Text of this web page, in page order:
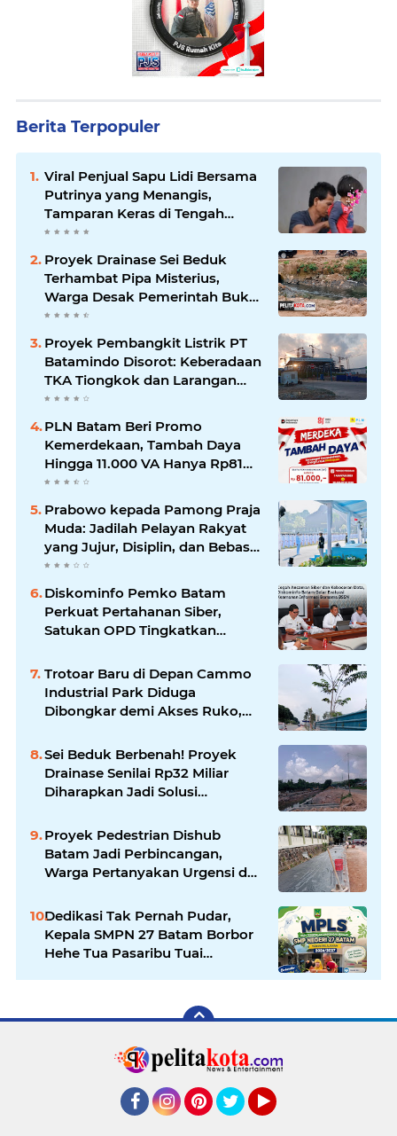
Berita Terpopuler
Viral Penjual Sapu Lidi Bersama
Putrinya yang Menangis,
Tamparan Keras di Tengah
Maraknya Korupsi
Proyek Drainase Sei Beduk
Terhambat Pipa Misterius,
Warga Desak Pemerintah Buka
Hasil Uji Sampel Air
Proyek Pembangkit Listrik PT
Batamindo Disorot: Keberadaan
TKA Tiongkok dan Larangan
Liputan Wartawan Jadi
PLN Batam Beri Promo
Kemerdekaan, Tambah Daya
Hingga 11.000 VA Hanya Rp81
Ribu
Prabowo kepada Pamong Praja
Muda: Jadilah Pelayan Rakyat
yang Jujur, Disiplin, dan Bebas
Korupsi
Diskominfo Pemko Batam
Perkuat Pertahanan Siber,
Satukan OPD Tingkatkan
Pemerintah
Trotoar Baru di Depan Cammo
Industrial Park Diduga
Dibongkar demi Akses Ruko,
Sei Beduk Berbenah! Proyek
Drainase Senilai Rp32 Miliar
Diharapkan Jadi Solusi
Proyek Pedestrian Dishub
Batam Jadi Perbincangan,
Warga Pertanyakan Urgensi dan
Dedikasi Tak Pernah Pudar,
Kepala SMPN 27 Batam Borbor
Hehe Tua Pasaribu Tuai